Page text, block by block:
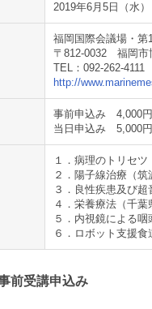
2019年6月5日（水
福岡国際会議場・第
〒812-0032 福岡市
TEL：092-262-4111
http://
事前申込み 4,000円
当日申込み 5,000円
１．病理のトリセ
２．陽子線治療（筑
３．良性疾患及び
４．栄養療法（千葉
５．内視鏡による
６．ロボット支援
前受講申込み